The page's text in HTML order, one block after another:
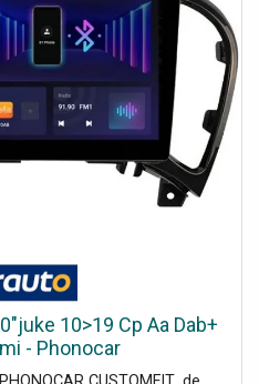
,Démarrage
même avec plusieurs
Go de mémoire interne ,:
vos fichiers et contenus
,moderne, réactif et
expérience de conduite
10>19 Cp Aa Dab+
- Phonocar